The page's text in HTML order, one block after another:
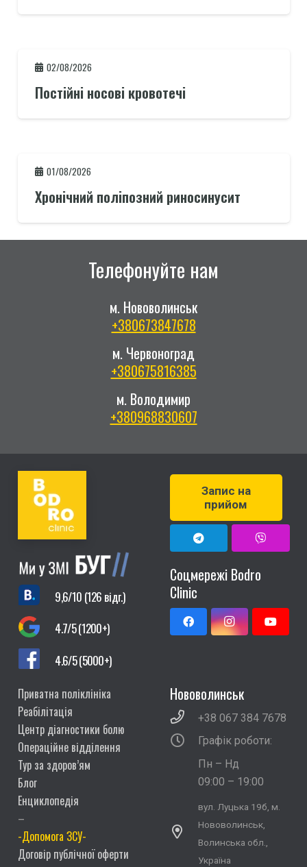
02/08/2026
Постійні носові кровотечі
01/08/2026
Хронічний поліпозний риносинусит
Телефонуйте нам
м. Нововолинськ
+380673847678
м. Червоноград
+380675816385
м. Володимир
+380968830607
9,6/10 (126 відг.)
4.7/5 (1200+)
4.6/5 (5000+)
Запис на
прийом
Соцмережі Bodro
Clinic
Приватна поліклініка
Реабілітація
Центр діагностики болю
Операційне відділення
Тур за здоров’ям
Блог
Енциклопедія
–
-Допомога ЗСУ-
Договір публічної оферти
Нововолинськ
+38 067 384 7678
Графік роботи:
Пн – Нд
09:00 – 19:00
вул. Луцька 19б, м.
Нововолинськ,
Волинська обл.,
Україна